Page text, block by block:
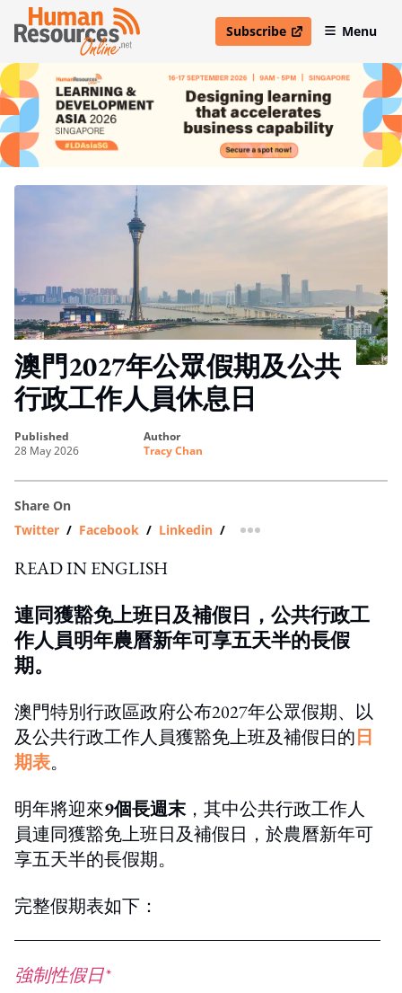
Subscribe
open in new windowMenu
澳門2027年公眾假期及公共
行政工作人員休息日
published
28 May 2026
author
Tracy Chan
Share On
Twitter / Facebook / Linkedin / more sharing option
READ IN ENGLISH
連同獲豁免上班日及補假日，公共行政工
作人員明年農曆新年可享五天半的長假
期。
澳門特別行政區政府公布2027年公眾假期、以
及公共行政工作人員獲豁免上班及補假日的日
期表。
明年將迎來9個長週末，其中公共行政工作人
員連同獲豁免上班日及補假日，於農曆新年可
享五天半的長假期。
完整假期表如下：
強制性假日*